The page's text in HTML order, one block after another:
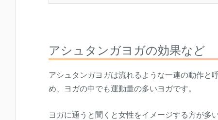
アシュタンガヨガの効果など
アシュタンガヨガは流れるような一連の動作と
め、ヨガの中でも運動量の多いヨガです。
ヨガに通うと聞くと女性をイメージする方が多